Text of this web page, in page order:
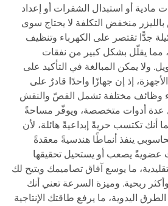
مادية أو استبدال الشفرات أو إعداد
منخفض التكلفة لا يحتاج سوى
جدًّا تقتصر على الكهرباء وتنظيف
مما يقلّل بشكل كبير من نفقات
ولا يمكن المبالغة في التأكيد على
إذ إن جهازًا واحدًا قادرٌ على
وظائف مختلفة تشمل القصّ والنقش
عدة أدوات متخصصة، ويوفّر مساحةً
أنك تكتسب حريةً إبداعيةً هائلة، لأن
ينفذ أنماطًا هندسيةً معقدةً
عضويةً يصعب أو يستحيل تحقيقها
ما يوسع آفاق تصاميمك ويتيح لك
ربحية. وميزة السرعة تعني أنك
اليدوية، ما يرفع طاقتك الإنتاجية